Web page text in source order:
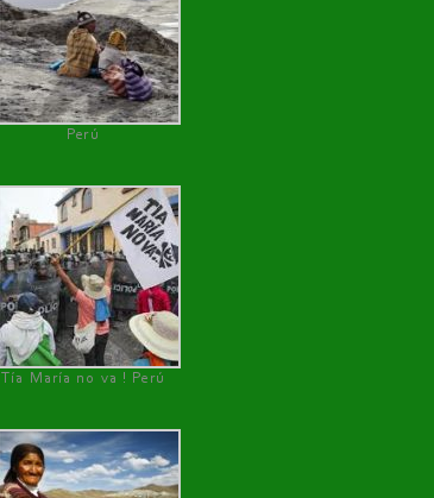
Perú
Tía María no va ! Perú